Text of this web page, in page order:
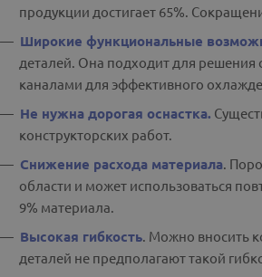
продукции достигает 65%.
Широкие функциональные
деталей. Она подходит для решения
каналами для эффективного
Не нужна дорогая оснастка.
конструкторских работ.
Снижение расхода материала.
области и может использоваться
9% материала.
Высокая гибкость. Можно вносить
деталей не предполагают такой